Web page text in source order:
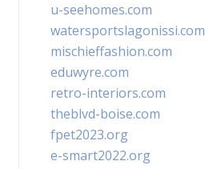
u-seehomes.com
watersportslagonissi.com
mischieffashion.com
eduwyre.com
retro-interiors.com
theblvd-boise.com
fpet2023.org
e-smart2022.org